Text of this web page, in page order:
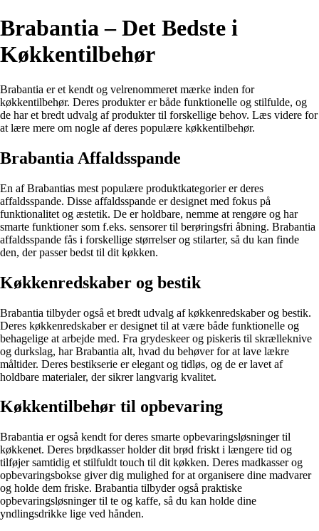
Brabantia – Det Bedste i
Køkkentilbehør
Brabantia er et kendt og velrenommeret mærke inden for
køkkentilbehør. Deres produkter er både funktionelle og stilfulde, og
de har et bredt udvalg af produkter til forskellige behov. Læs videre for
at lære mere om nogle af deres populære køkkentilbehør.
Brabantia Affaldsspande
En af Brabantias mest populære produktkategorier er deres
affaldsspande. Disse affaldsspande er designet med fokus på
funktionalitet og æstetik. De er holdbare, nemme at rengøre og har
smarte funktioner som f.eks. sensorer til berøringsfri åbning. Brabantia
affaldsspande fås i forskellige størrelser og stilarter, så du kan finde
den, der passer bedst til dit køkken.
Køkkenredskaber og bestik
Brabantia tilbyder også et bredt udvalg af køkkenredskaber og bestik.
Deres køkkenredskaber er designet til at være både funktionelle og
behagelige at arbejde med. Fra grydeskeer og piskeris til skrælleknive
og durkslag, har Brabantia alt, hvad du behøver for at lave lækre
måltider. Deres bestikserie er elegant og tidløs, og de er lavet af
holdbare materialer, der sikrer langvarig kvalitet.
Køkkentilbehør til opbevaring
Brabantia er også kendt for deres smarte opbevaringsløsninger til
køkkenet. Deres brødkasser holder dit brød friskt i længere tid og
tilføjer samtidig et stilfuldt touch til dit køkken. Deres madkasser og
opbevaringsbokse giver dig mulighed for at organisere dine madvarer
og holde dem friske. Brabantia tilbyder også praktiske
opbevaringsløsninger til te og kaffe, så du kan holde dine
yndlingsdrikke lige ved hånden.